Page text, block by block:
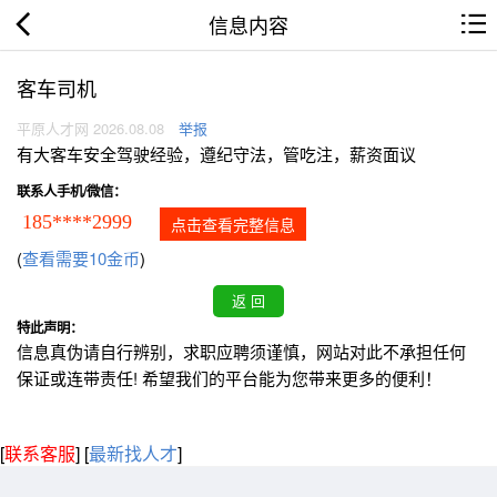
信息内容
客车司机
平原人才网 2026.08.08 举报
有大客车安全驾驶经验，遵纪守法，管吃注，薪资面议
联系人手机/微信：
185****2999 点击查看完整信息
(查看需要10金币)
特此声明：
信息真伪请自行辨别，求职应聘须谨慎，网站对此不承担任何
保证或连带责任! 希望我们的平台能为您带来更多的便利！
[联系客服] [最新找人才]